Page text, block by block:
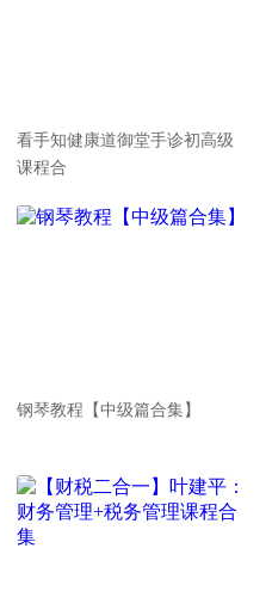
看手知健康道御堂手诊初高级
课程合
钢琴教程【中级篇合集】